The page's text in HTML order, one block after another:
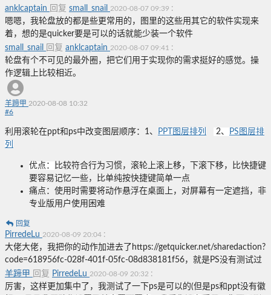
anklcaptain
回复 small_snail 2020-08-07 09:39 :
嗯嗯，我轮盘放的都是些更常用的，图里的这些用其它的软件实现来
着，想的是quicker要是可以的话就能少装一个软件
small_snail
回复 anklcaptain 2020-08-07 09:41 :
轮盘有个不可见的最外圈，把它们用于实现你的需求挺好的感觉。操
作逻辑上比较相近。
羊蹄甲 2020-08-08 10:32
#6
利用滚轮在ppt和ps中改变图层顺序：1、 PPT图层排列 2、
PS图层排
列
优点：
比较符合行为习惯，滚轮上滚上移，下滚下移，比快捷键
要容易记忆一些，比单纯按快捷键简单一点
痛点：使用时需要将动作悬浮在桌面上，对屏幕有一定遮挡，非
专业版用户使用困难
回复
PirredeLu 2020-08-09 20:04 :
大佬大佬，我把你的动作加进去了https://getquicker.net/sharedaction?
code=618956fc-028f-401f-05fc-08d838181f56，就是PS没有测试过
羊蹄甲
回复 PirredeLu 2020-08-09 20:32 :
厉害，这样更加集中了，我测试了一下ps是可以的(但是ps和ppt没有徽